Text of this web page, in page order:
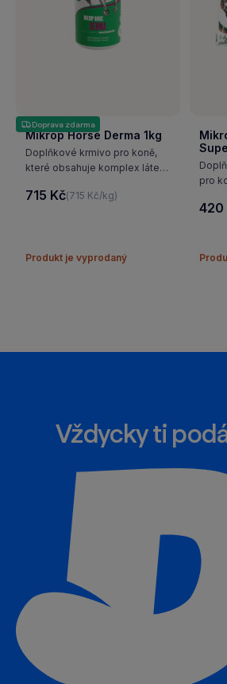
Doprava zdarma
Mikrop Horse Derma 1kg
Doplňkové krmivo pro koně,
které obsahuje komplex látek,
a udržují je zdravá. Produkt má
715 Kč(715 Kč/kg)
Produkt je vyprodaný
pro
420
Vždycky ti